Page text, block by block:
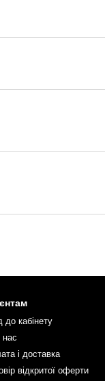
до кабінету
нас
і доставка
відкритої оферти